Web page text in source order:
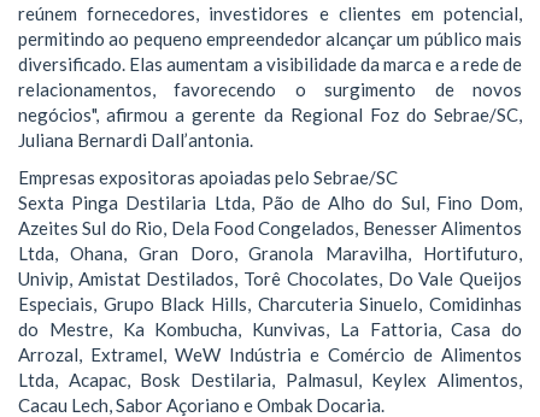
reúnem fornecedores, investidores e clientes em potencial,
permitindo ao pequeno empreendedor alcançar um público mais
diversificado. Elas aumentam a visibilidade da marca e a rede de
relacionamentos, favorecendo o surgimento de novos
negócios", afirmou a gerente da Regional Foz do Sebrae/SC,
Juliana Bernardi Dall’antonia.
Empresas expositoras apoiadas pelo Sebrae/SC
Sexta Pinga Destilaria Ltda, Pão de Alho do Sul, Fino Dom,
Azeites Sul do Rio, Dela Food Congelados, Benesser Alimentos
Ltda, Ohana, Gran Doro, Granola Maravilha, Hortifuturo,
Univip, Amistat Destilados, Torê Chocolates, Do Vale Queijos
Especiais, Grupo Black Hills, Charcuteria Sinuelo, Comidinhas
do Mestre, Ka Kombucha, Kunvivas, La Fattoria, Casa do
Arrozal, Extramel, WeW Indústria e Comércio de Alimentos
Ltda, Acapac, Bosk Destilaria, Palmasul, Keylex Alimentos,
Cacau Lech, Sabor Açoriano e Ombak Docaria.